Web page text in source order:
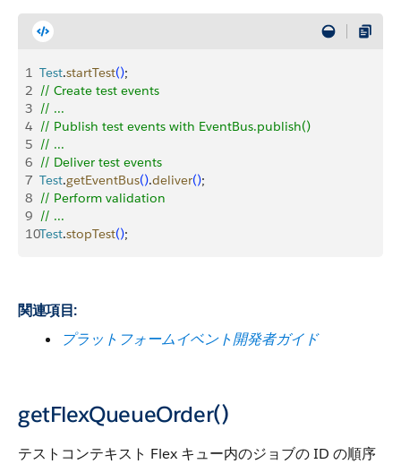
1 Test.startTest();
2 // Create test events
3 // ...
4 // Publish test events with EventBus.publish()
5 // ...
6 // Deliver test events
7 Test.getEventBus().deliver();
8 // Perform validation
9 // ...
10Test.stopTest();
関連項目:
プラットフォームイベント開発者ガイド
getFlexQueueOrder()
テストコンテキスト Flex キュー内のジョブの ID の順序